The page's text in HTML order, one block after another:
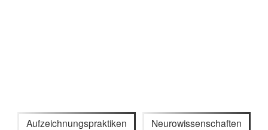
Aufzeichnungspraktiken Neurowissenschaften